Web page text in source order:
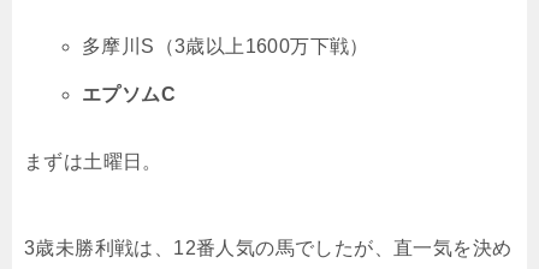
多摩川S（3歳以上1600万下戦）
エプソムC
まずは土曜日。
3歳未勝利戦は、12番人気の馬でしたが、直一気を決め